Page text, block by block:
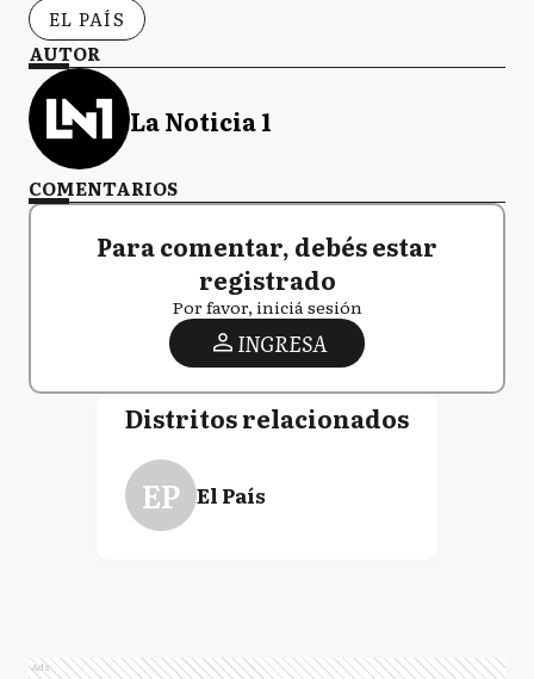
EL PAÍS
AUTOR
La Noticia 1
COMENTARIOS
Para comentar, debés estar
registrado
Por favor, iniciá sesión
INGRESA
Distritos relacionados
EP El País
Ads